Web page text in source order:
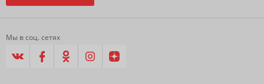
Мы в соц. сетях